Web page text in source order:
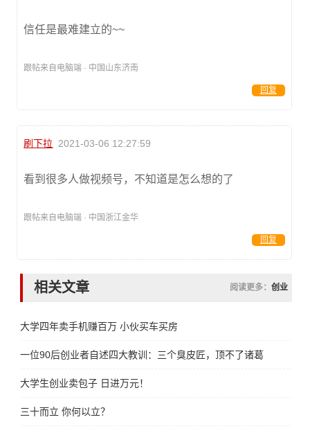
信任是最难建立的~~
跟帖来自电脑端 · 中国山东济南
回复
刷下拉 2021-03-06 12:27:59
看到很多人做视频号，不知道是怎么想的了
跟帖来自电脑端 · 中国浙江金华
回复
相关文章 阅读更多： 创业
大学四年卖手机赚百万 小伙买车买房
一位90后创业者自述四大教训：三个臭皮匠，顶不了诸葛亮
大学生创业卖包子 日进万元！
三十而立 你何以立？